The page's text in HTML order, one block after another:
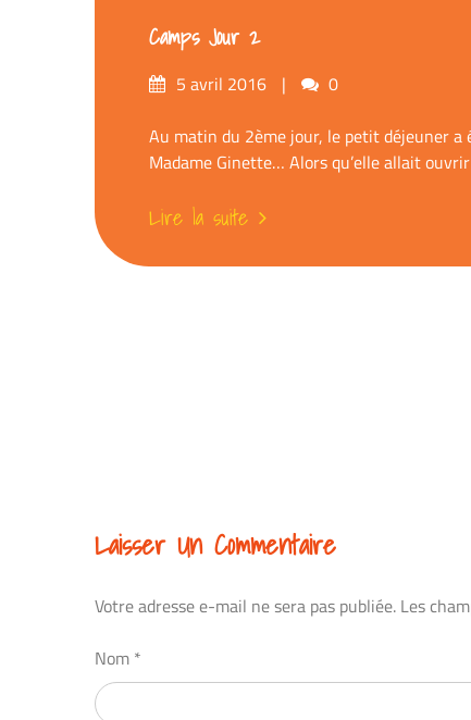
Camps Jour 2
Posté5 avril 2016 commentaires
0
Au matin du 2ème jour, le petit déjeuner
Madame Ginette… Alors qu’elle allait ouvrir
Lire la suite
Laisser Un Commentaire
Votre adresse e-mail ne sera pas publiée. Les
Nom *